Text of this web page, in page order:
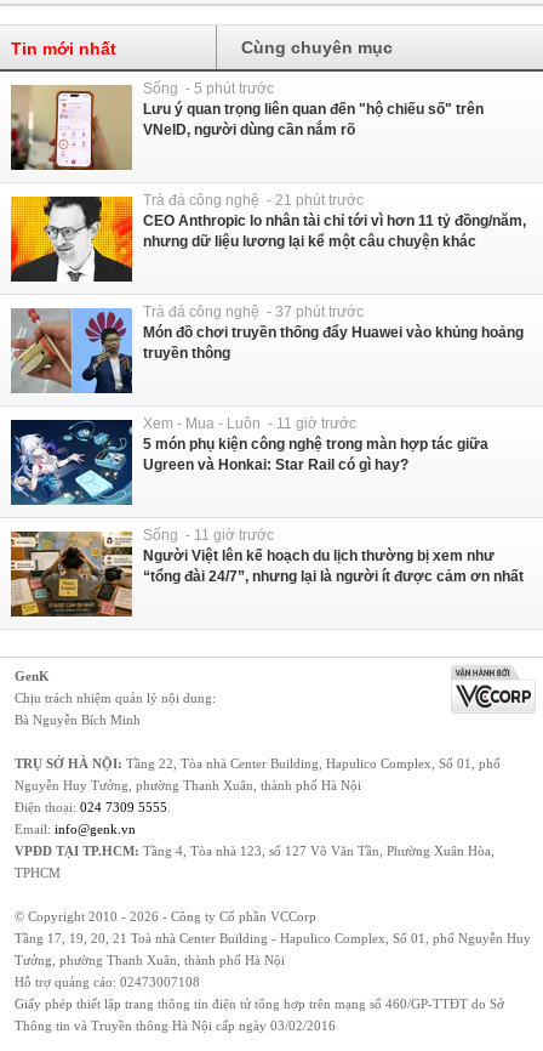
Tin mới nhất Cùng chuyên mục
Sống - 5 phút trước
Lưu ý quan trọng liên quan đến "hộ chiếu số" trên
VNeID, người dùng cần nắm rõ
Trà đá công nghệ - 21 phút trước
CEO Anthropic lo nhân tài chỉ tới vì hơn 11 tỷ đồng/năm,
nhưng dữ liệu lương lại kể một câu chuyện khác
Trà đá công nghệ - 37 phút trước
Món đồ chơi truyền thống đẩy Huawei vào khủng hoảng
truyền thông
Xem - Mua - Luôn - 11 giờ trước
5 món phụ kiện công nghệ trong màn hợp tác giữa
Ugreen và Honkai: Star Rail có gì hay?
Sống - 11 giờ trước
Người Việt lên kế hoạch du lịch thường bị xem như
“tổng đài 24/7”, nhưng lại là người ít được cảm ơn nhất
GenK
Chịu trách nhiệm quản lý nội dung:
Bà Nguyễn Bích Minh
TRỤ SỞ HÀ NỘI: Tầng 22, Tòa nhà Center Building, Hapulico Complex, Số 01, phố
Nguyễn Huy Tưởng, phường Thanh Xuân, thành phố Hà Nội
Điện thoại: 024 7309 5555
Email: info@genk.vn
VPĐD TẠI TP.HCM: Tầng 4, Tòa nhà 123, số 127 Võ Văn Tần, Phường Xuân Hòa,
TPHCM
© Copyright 2010 - 2026 - Công ty Cổ phần VCCorp
Tầng 17, 19, 20, 21 Toà nhà Center Building - Hapulico Complex, Số 01, phố Nguyễn Huy
Tưởng, phường Thanh Xuân, thành phố Hà Nội
Hỗ trợ quảng cáo: 02473007108
Giấy phép thiết lập trang thông tin điện tử tổng hợp trên mạng số 460/GP-TTĐT do Sở
Thông tin và Truyền thông Hà Nội cấp ngày 03/02/2016